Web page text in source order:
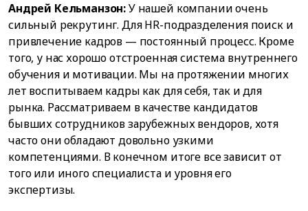
Андрей Кельманзон:У нашей компании очень
сильный рекрутинг. Для HR-подразделения поиск и
привлечение кадров — постоянный процесс. Кроме
того, у нас хорошо отстроенная система внутреннего
обучения и мотивации. Мы на протяжении многих
лет воспитываем кадры как для себя, так и для
рынка. Рассматриваем в качестве кандидатов
бывших сотрудников зарубежных вендоров, хотя
часто они обладают довольно узкими
компетенциями. В конечном итоге все зависит от
того или иного специалиста и уровня его
экспертизы.